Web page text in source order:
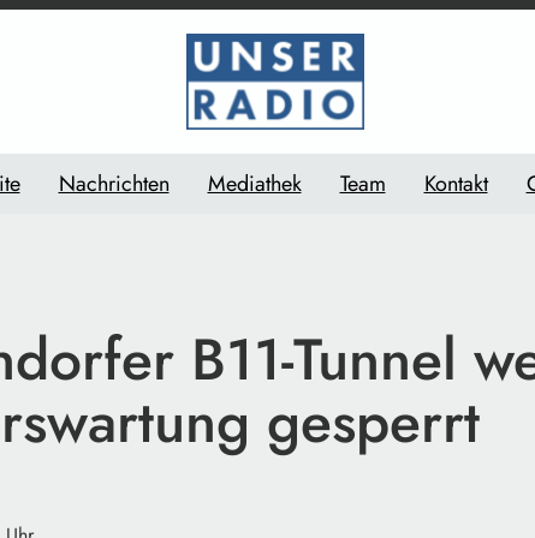
Nachrichten Mediathek Team Kontakt
B11-Tunnel
gesperrt